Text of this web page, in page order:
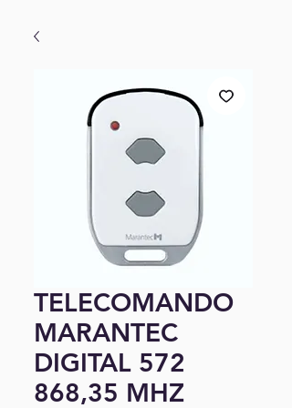
TELECOMANDO
MARANTEC
DIGITAL 572
868,35 MHZ